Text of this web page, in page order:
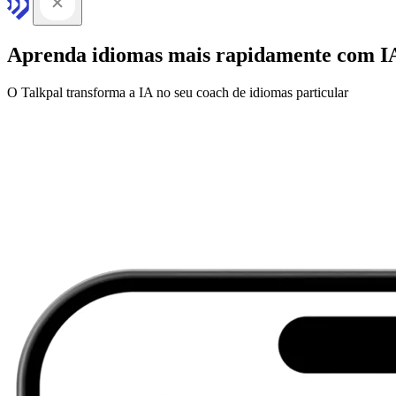
Aprenda idiomas mais rapidamente com
O Talkpal transforma a IA no seu coach de idiomas particular